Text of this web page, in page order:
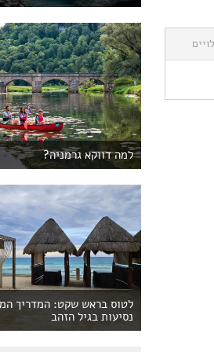
למה דווקא גרמניה?
לטוס בראש שקט: המדריך
נסיעות בגיל הזהב